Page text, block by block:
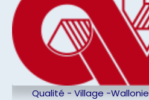
Qualité - Village -Wallonie